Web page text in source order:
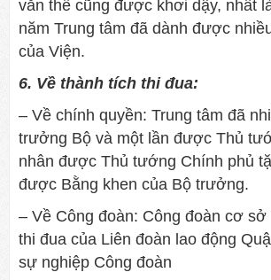
văn thể cũng được khơi dậy, nhất
năm Trung tâm đã dành được
của Viện.
6. Về thành tích thi đua:
– Về chính quyền: Trung tâm đã
trưởng Bộ và một lần được Thủ
nhân được Thủ tướng Chính phủ
được Bằng khen của Bộ trưởng.
– Về Công đoàn: Công đoàn cơ
thi đua của Liên đoàn lao động
sự nghiệp Công đoàn